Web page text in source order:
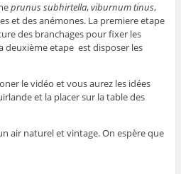
prunus subhirtella,viburnum tinus,
et des anémones. La premiere etape
des branchages pour fixer les
deuxième etape est disposer les
le vidéo et vous aurez les idées
et la placer sur la table des
air naturel et vintage. On espère que